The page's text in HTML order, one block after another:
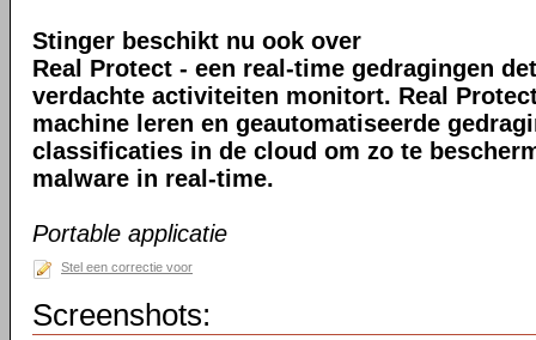
Stinger beschikt nu ook over
Real Protect - een real-time gedragingen
verdachte activiteiten monitort. Real
machine leren en geautomatiseerde
classificaties in de cloud om zo te
malware in real-time.
Portable applicatie
Stel een correctie voor
Screenshots: